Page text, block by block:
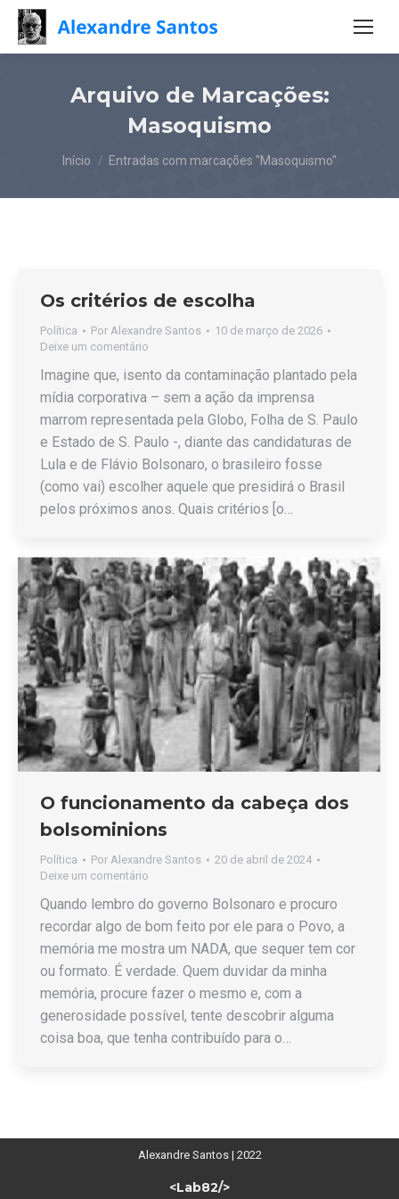
Arquivo de Marcações:
Masoquismo
Você está aqui:
Início Entradas com marcações "Masoquismo"
Os critérios de escolha
Política Por Alexandre Santos
10 de março de 2026
Deixe um comentário
Imagine que, isento da contaminação plantado pela
mídia corporativa – sem a ação da imprensa
marrom representada pela Globo, Folha de S. Paulo
e Estado de S. Paulo -, diante das candidaturas de
Lula e de Flávio Bolsonaro, o brasileiro fosse
(como vai) escolher aquele que presidirá o Brasil
pelos próximos anos. Quais critérios [o…
O funcionamento da cabeça dos
bolsominions
Política Por Alexandre Santos
20 de abril de 2024
Deixe um comentário
Quando lembro do governo Bolsonaro e procuro
recordar algo de bom feito por ele para o Povo, a
memória me mostra um NADA, que sequer tem cor
ou formato. É verdade. Quem duvidar da minha
memória, procure fazer o mesmo e, com a
generosidade possível, tente descobrir alguma
coisa boa, que tenha contribuído para o…
Alexandre Santos | 2022
<Lab82/>